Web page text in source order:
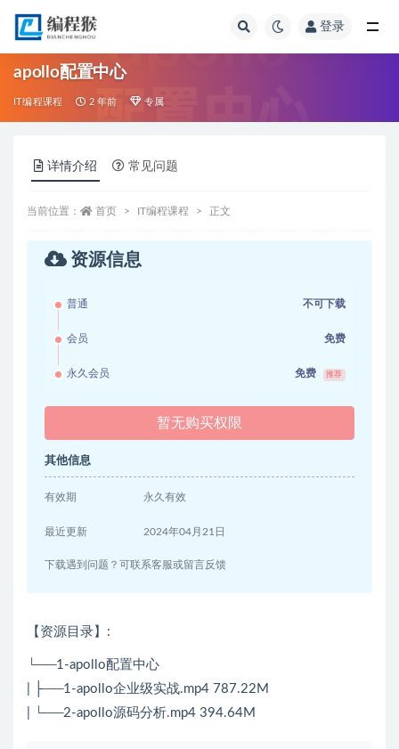
登录
apollo配置中心
IT编程课程 2 年前 专属
详情介绍 常见问题
当前位置： 首页 IT编程课程 正文
资源信息
普通 不可下载
会员 免费
永久会员 免费 推荐
暂无购买权限
其他信息
有效期 永久有效
最近更新 2024年04月21日
下载遇到问题？可联系客服或留言反馈
【资源目录】:
└──1-apollo配置中心
| ├──1-apollo企业级实战.mp4 787.22M
| └──2-apollo源码分析.mp4 394.64M